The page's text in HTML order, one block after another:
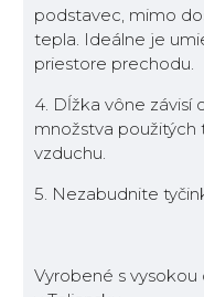
podstavec, mimo
tepla. Ideálne je
priestore prechodu.
4. Dĺžka vône závisí
množstva použitých
vzduchu.
5. Nezabudnite
Vyrobené s